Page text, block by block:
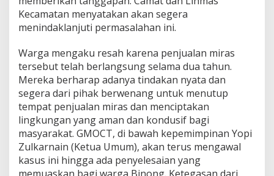
Kecamatan menyatakan akan segera
menindaklanjuti permasalahan ini.
Warga mengaku resah karena penjualan miras
tersebut telah berlangsung selama dua tahun.
Mereka berharap adanya tindakan nyata dan
segera dari pihak berwenang untuk menutup
tempat penjualan miras dan menciptakan
lingkungan yang aman dan kondusif bagi
masyarakat. GMOCT, di bawah kepemimpinan Yopi
Zulkarnain (Ketua Umum), akan terus mengawal
kasus ini hingga ada penyelesaian yang